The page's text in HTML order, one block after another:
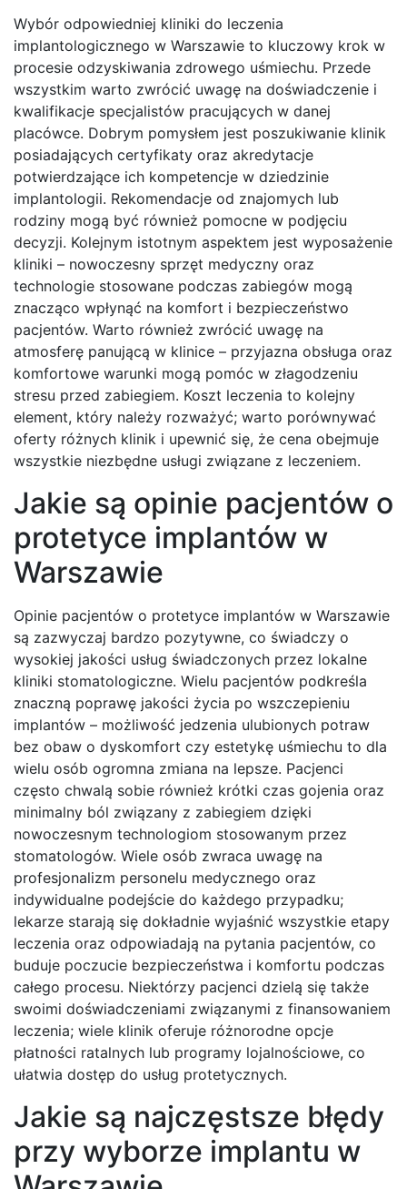
Wybór odpowiedniej kliniki do leczenia
implantologicznego w Warszawie to kluczowy krok w
procesie odzyskiwania zdrowego uśmiechu. Przede
wszystkim warto zwrócić uwagę na doświadczenie i
kwalifikacje specjalistów pracujących w danej
placówce. Dobrym pomysłem jest poszukiwanie klinik
posiadających certyfikaty oraz akredytacje
potwierdzające ich kompetencje w dziedzinie
implantologii. Rekomendacje od znajomych lub
rodziny mogą być również pomocne w podjęciu
decyzji. Kolejnym istotnym aspektem jest wyposażenie
kliniki – nowoczesny sprzęt medyczny oraz
technologie stosowane podczas zabiegów mogą
znacząco wpłynąć na komfort i bezpieczeństwo
pacjentów. Warto również zwrócić uwagę na
atmosferę panującą w klinice – przyjazna obsługa oraz
komfortowe warunki mogą pomóc w złagodzeniu
stresu przed zabiegiem. Koszt leczenia to kolejny
element, który należy rozważyć; warto porównywać
oferty różnych klinik i upewnić się, że cena obejmuje
wszystkie niezbędne usługi związane z leczeniem.
Jakie są opinie pacjentów o
protetyce implantów w
Warszawie
Opinie pacjentów o protetyce implantów w Warszawie
są zazwyczaj bardzo pozytywne, co świadczy o
wysokiej jakości usług świadczonych przez lokalne
kliniki stomatologiczne. Wielu pacjentów podkreśla
znaczną poprawę jakości życia po wszczepieniu
implantów – możliwość jedzenia ulubionych potraw
bez obaw o dyskomfort czy estetykę uśmiechu to dla
wielu osób ogromna zmiana na lepsze. Pacjenci
często chwalą sobie również krótki czas gojenia oraz
minimalny ból związany z zabiegiem dzięki
nowoczesnym technologiom stosowanym przez
stomatologów. Wiele osób zwraca uwagę na
profesjonalizm personelu medycznego oraz
indywidualne podejście do każdego przypadku;
lekarze starają się dokładnie wyjaśnić wszystkie etapy
leczenia oraz odpowiadają na pytania pacjentów, co
buduje poczucie bezpieczeństwa i komfortu podczas
całego procesu. Niektórzy pacjenci dzielą się także
swoimi doświadczeniami związanymi z finansowaniem
leczenia; wiele klinik oferuje różnorodne opcje
płatności ratalnych lub programy lojalnościowe, co
ułatwia dostęp do usług protetycznych.
Jakie są najczęstsze błędy
przy wyborze implantu w